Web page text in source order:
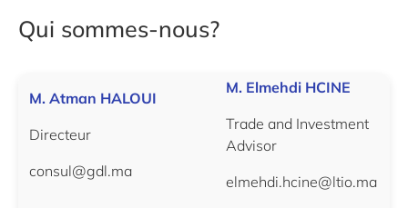
Qui sommes-nous?
M. Atman HALOUI
Directeur
consul@gdl.ma
M. Elmehdi HCINE
Trade and Investment
Advisor
elmehdi.hcine@ltio.ma